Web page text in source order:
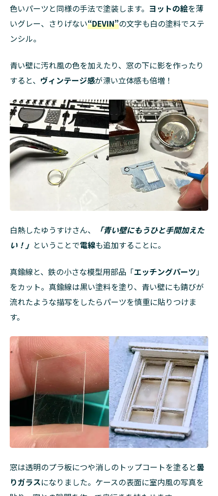
色いパーツと同様の手法で塗装します。 ヨットの絵を薄
いグレー、さりげない“DEVIN”の文字も白の塗料でステ
ンシル。
青い壁に汚れ風の色を加えたり、窓の下に影を作ったり
すると、 ヴィンテージ感が漂い立体感も倍増！
白熱したゆうすけさん、
「青い壁にもうひと手間加えた
い！」 ということで電線も追加することに。
真鍮線と、鉄の小さな模型用部品「エッチングパーツ」
をカット。真鍮線は黒い塗料を塗り、青い壁にも錆びが
流れたような描写をしたらパーツを慎重に貼りつけま
す。
窓は透明のプラ板につや消しのトップコートを塗ると曇
りガラスになりました。ケースの表面に室内風の写真を